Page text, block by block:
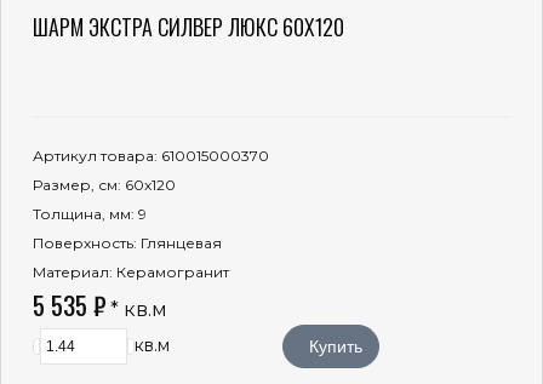
ШАРМ ЭКСТРА СИЛВЕР ЛЮКС 60X120
Артикул товара: 610015000370
Размер, см: 60x120
Толщина, мм: 9
Поверхность: Глянцевая
Материал: Керамогранит
5 535 ₽ * кв.м
кв.м Купить